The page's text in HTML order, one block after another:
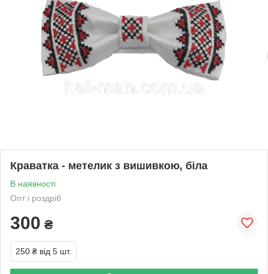
Краватка - метелик з вишивкою, біла
В наявності
Опт і роздріб
300 ₴
250 ₴ від 5 шт.